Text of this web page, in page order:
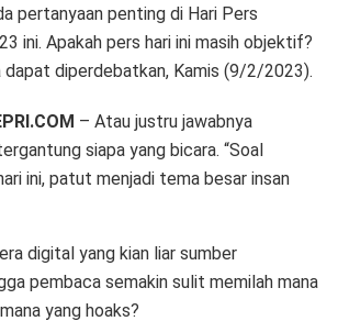
pertanyaan penting di Hari Pers
ini. Apakah pers hari ini masih objektif?
dapat diperdebatkan, Kamis (9/2/2023).
– Atau justru jawabnya
siapa yang bicara. “Soal
ini, patut menjadi tema besar insan
digital yang kian liar sumber
pembaca semakin sulit memilah mana
yang hoaks?